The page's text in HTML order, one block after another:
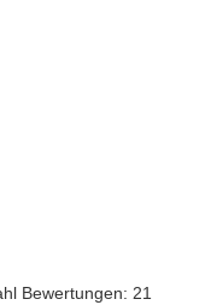
Bewertungen: 21